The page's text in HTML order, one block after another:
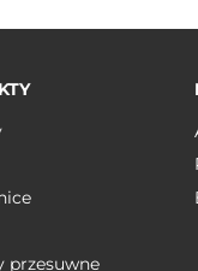
przesuwne